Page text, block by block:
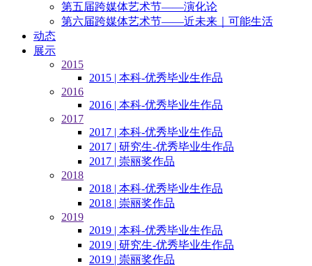
第五届跨媒体艺术节——演化论
第六届跨媒体艺术节——近未来｜可能生活
动态
展示
2015
2015 | 本科-优秀毕业生作品
2016
2016 | 本科-优秀毕业生作品
2017
2017 | 本科-优秀毕业生作品
2017 | 研究生-优秀毕业生作品
2017 | 崇丽奖作品
2018
2018 | 本科-优秀毕业生作品
2018 | 崇丽奖作品
2019
2019 | 本科-优秀毕业生作品
2019 | 研究生-优秀毕业生作品
2019 | 崇丽奖作品